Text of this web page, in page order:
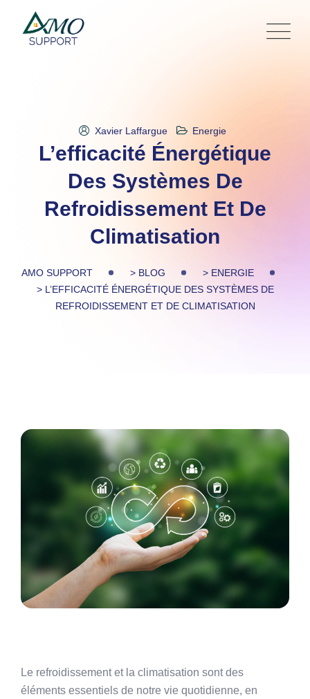
content
Xavier Laffargue Energie
L’efficacité Énergétique
Des Systèmes De
Refroidissement Et De
Climatisation
AMO SUPPORT > BLOG > ENERGIE
> L’EFFICACITÉ ÉNERGÉTIQUE DES SYSTÈMES DE
REFROIDISSEMENT ET DE CLIMATISATION
Le refroidissement et la climatisation sont des
éléments essentiels de notre vie quotidienne, en